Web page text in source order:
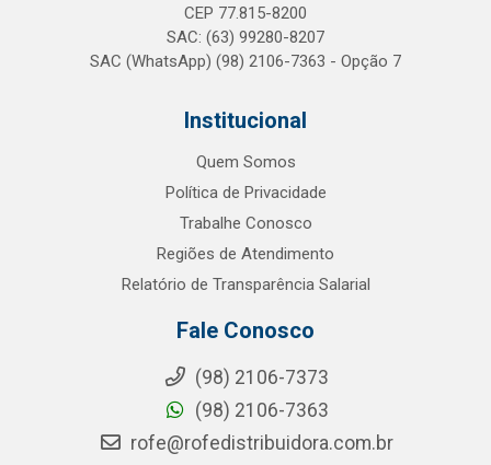
CEP 77.815-8200
SAC: (63) 99280-8207
SAC (WhatsApp) (98) 2106-7363 - Opção 7
Institucional
Quem Somos
Política de Privacidade
Trabalhe Conosco
Regiões de Atendimento
Relatório de Transparência Salarial
Fale Conosco
(98) 2106-7373
(98) 2106-7363
rofe@rofedistribuidora.com.br